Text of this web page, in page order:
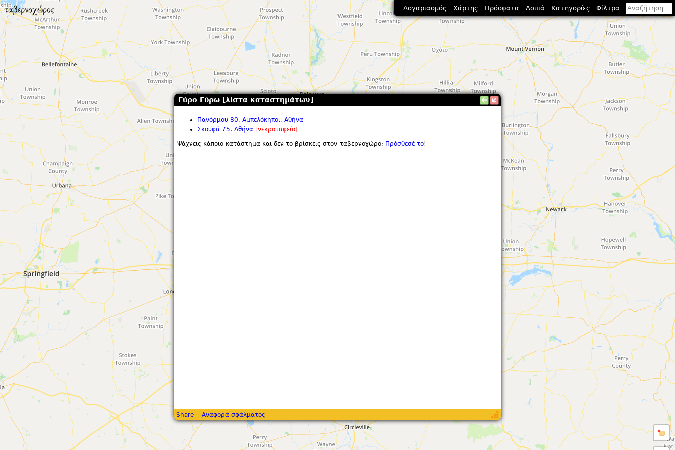
Γύρο Γύρω [λίστα καταστημάτων]
Πανόρμου 80, Αμπελόκηποι, Αθήνα
Σκουφά 75, Αθήνα [νεκροταφείο]
Ψάχνεις κάποιο κατάστημα και δεν το βρίσκεις στον ταβερνοχώρο; Πρόσθεσέ το!
Share Αναφορά σφάλματος
Λογαριασμός Χάρτης Πρόσφατα Λοιπά Κατηγορίες Φίλτρα